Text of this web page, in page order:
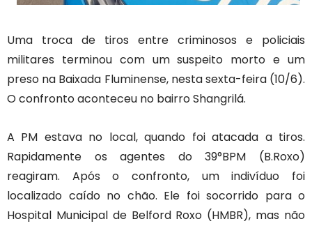
Uma troca de tiros entre criminosos e policiais
militares terminou com um suspeito morto e um
preso na Baixada Fluminense, nesta sexta-feira (10/6).
O confronto aconteceu no bairro Shangrilá.
A PM estava no local, quando foi atacada a tiros.
Rapidamente os agentes do 39°BPM (B.Roxo)
reagiram. Após o confronto, um indivíduo foi
localizado caído no chão. Ele foi socorrido para o
Hospital Municipal de Belford Roxo (HMBR), mas não